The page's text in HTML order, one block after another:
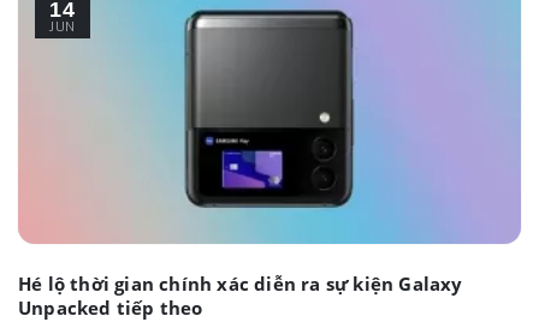
Ultra: 6.8 - 6.81 inch. Như bạn có thể thấy, …
14
JUN
Hé lộ thời gian chính xác diễn ra sự kiện Galaxy
Unpacked tiếp theo